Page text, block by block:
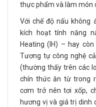
thực phẩm và làm món
Với chế độ nấu không
kích hoạt tính năng
Heating (IH) – hay
Tương tự công nghệ
(thường thấy trên các
chín thức ăn từ trong
cơm trở nên tơi xốp,
hương vị và giá trị dinh